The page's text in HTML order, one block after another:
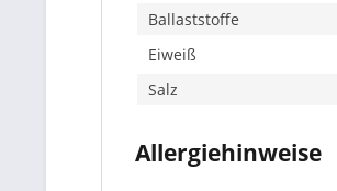
Ballaststoffe
Eiweiß
Salz
Allergiehinweise